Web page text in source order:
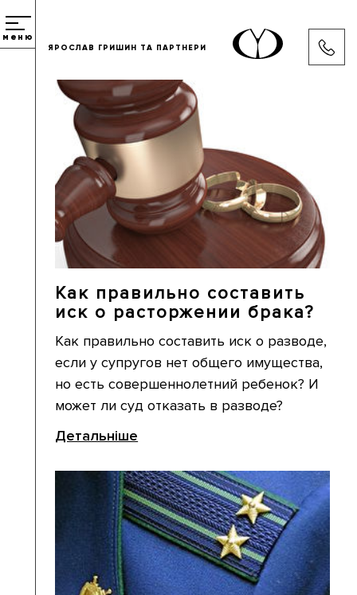
меню
ЯРОСЛАВ ГРИШИН ТА ПАРТНЕРИ
Как правильно составить
иск о расторжении брака?
Как правильно составить иск о разводе,
если у супругов нет общего имущества,
но есть совершеннолетний ребенок? И
может ли суд отказать в разводе?
Детальніше